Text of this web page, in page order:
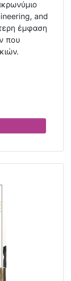
and
έμφαση
που